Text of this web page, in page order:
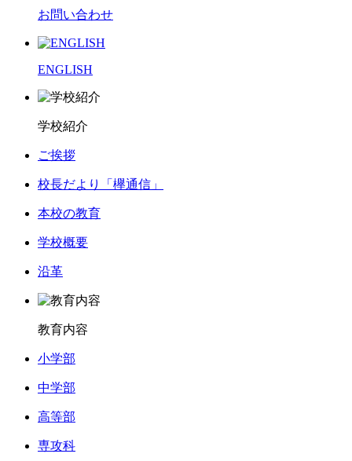
お問い合わせ
ENGLISH
学校紹介
ご挨拶
校長だより「欅通信」
本校の教育
学校概要
沿革
教育内容
小学部
中学部
高等部
専攻科